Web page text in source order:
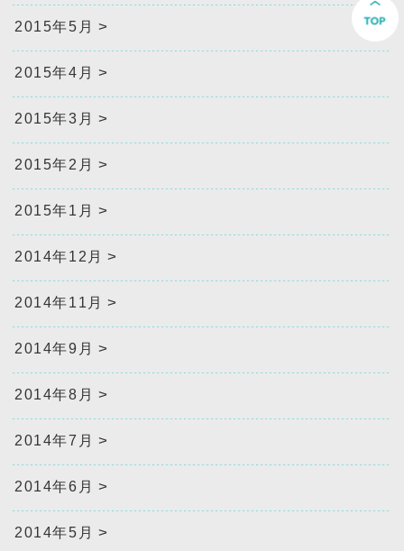
2015年5月
2015年4月
2015年3月
2015年2月
2015年1月
2014年12月
2014年11月
2014年9月
2014年8月
2014年7月
2014年6月
2014年5月